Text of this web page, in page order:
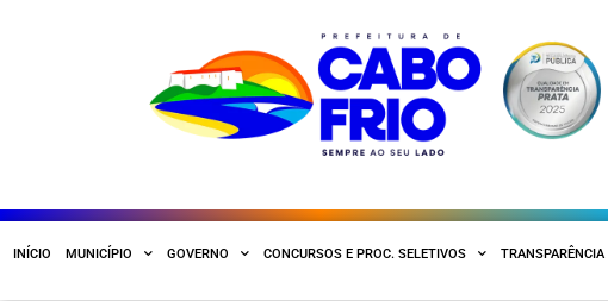
INÍCIO MUNICÍPIO GOVERNO CONCURSOS E PROC. SELETIVOS TRANSPARÊNCIA